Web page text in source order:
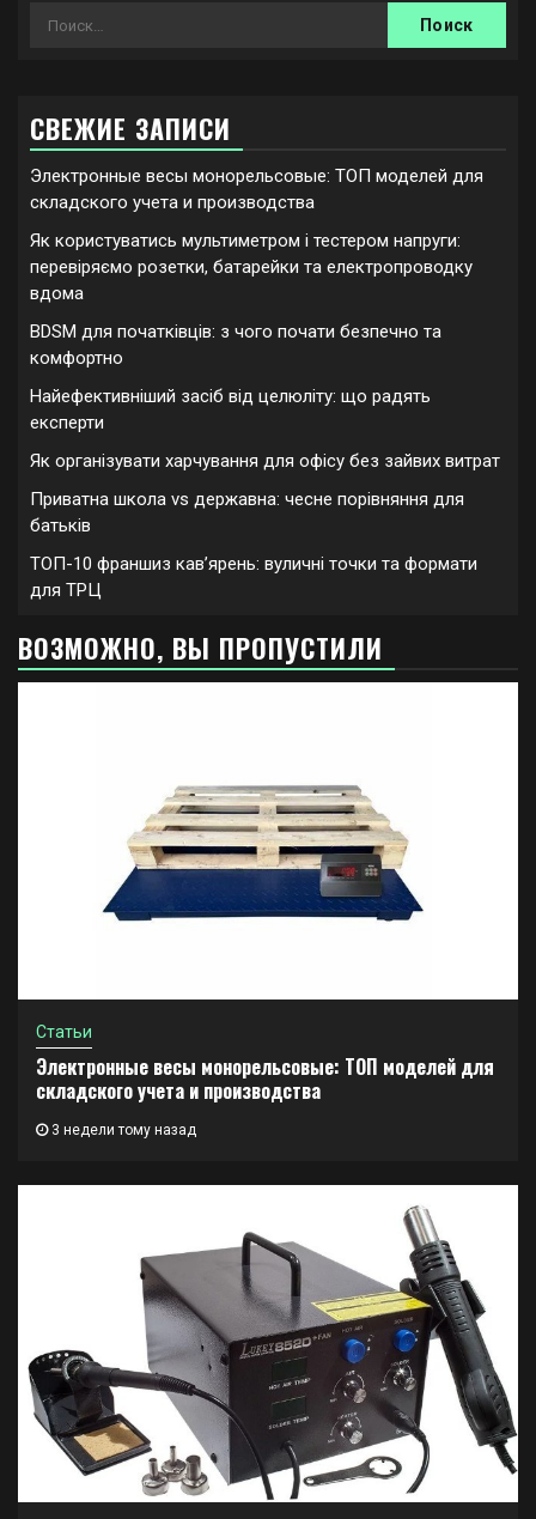
Найти:
СВЕЖИЕ ЗАПИСИ
Электронные весы монорельсовые: ТОП моделей для
складского учета и производства
Як користуватись мультиметром і тестером напруги:
перевіряємо розетки, батарейки та електропроводку
вдома
BDSM для початківців: з чого почати безпечно та
комфортно
Найефективніший засіб від целюліту: що радять
експерти
Як організувати харчування для офісу без зайвих витрат
Приватна школа vs державна: чесне порівняння для
батьків
ТОП-10 франшиз кавʼярень: вуличні точки та формати
для ТРЦ
ВОЗМОЖНО, ВЫ ПРОПУСТИЛИ
Статьи
Электронные весы монорельсовые: ТОП моделей для
складского учета и производства
3 недели тому назад